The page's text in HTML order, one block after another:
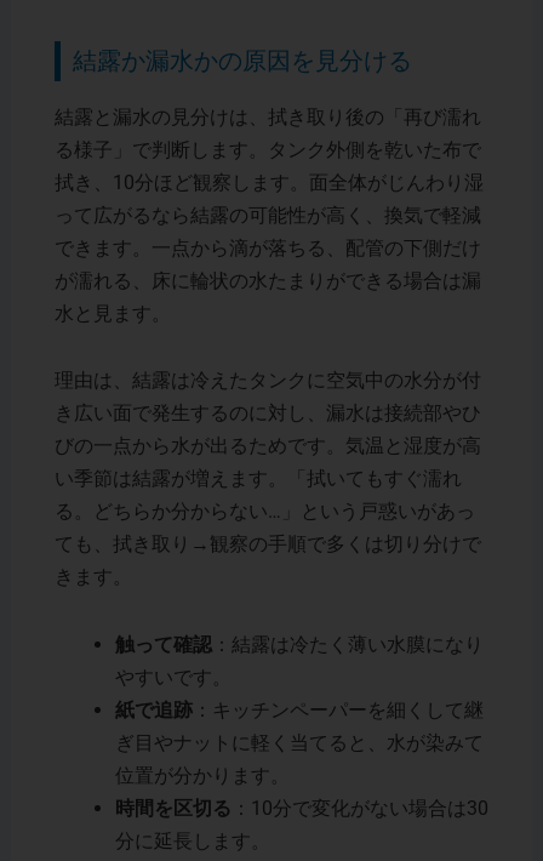
結露か漏水かの原因を見分ける
結露と漏水の見分けは、拭き取り後の「再び濡れ
る様子」で判断します。タンク外側を乾いた布で
拭き、10分ほど観察します。面全体がじんわり湿
って広がるなら結露の可能性が高く、換気で軽減
できます。一点から滴が落ちる、配管の下側だけ
が濡れる、床に輪状の水たまりができる場合は漏
水と見ます。
理由は、結露は冷えたタンクに空気中の水分が付
き広い面で発生するのに対し、漏水は接続部やひ
びの一点から水が出るためです。気温と湿度が高
い季節は結露が増えます。「拭いてもすぐ濡れ
る。どちらか分からない…」という戸惑いがあっ
ても、拭き取り→観察の手順で多くは切り分けで
きます。
触って確認：結露は冷たく薄い水膜になり
やすいです。
紙で追跡：キッチンペーパーを細くして継
ぎ目やナットに軽く当てると、水が染みて
位置が分かります。
時間を区切る ：10分で変化がない場合は30
分に延長します。